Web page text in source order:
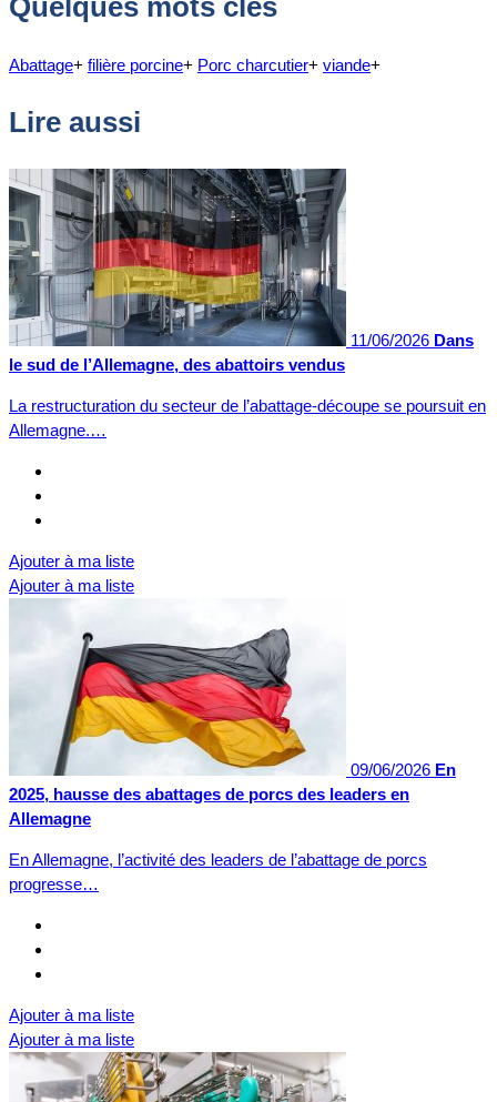
Quelques mots clés
Abattage+ filière porcine+ Porc charcutier+ viande+
Lire aussi
11/06/2026 Dans
le sud de l’Allemagne, des abattoirs vendus
La restructuration du secteur de l’abattage-découpe se poursuit en
Allemagne.…
Ajouter à ma liste
Ajouter à ma liste
09/06/2026 En
2025, hausse des abattages de porcs des leaders en
Allemagne
En Allemagne, l’activité des leaders de l’abattage de porcs
progresse…
Ajouter à ma liste
Ajouter à ma liste